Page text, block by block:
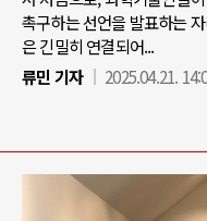
촉구하는 선언을 발표하는
은 긴밀히 연결되어...
류민 기자
2025.04.21.